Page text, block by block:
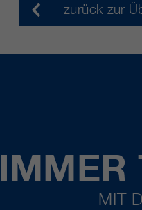
zurück zur
IMMER
MIT